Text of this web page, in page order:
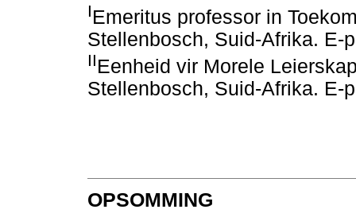
IEmeritus professor in
Stellenbosch, Suid-Afrika. E-
IIEenheid vir Morele
Stellenbosch, Suid-Afrika. E-
OPSOMMING